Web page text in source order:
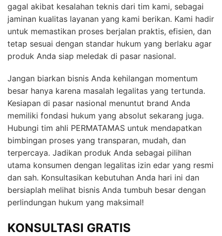
gagal akibat kesalahan teknis dari tim kami, sebagai
jaminan kualitas layanan yang kami berikan. Kami hadir
untuk memastikan proses berjalan praktis, efisien, dan
tetap sesuai dengan standar hukum yang berlaku agar
produk Anda siap meledak di pasar nasional.
Jangan biarkan bisnis Anda kehilangan momentum
besar hanya karena masalah legalitas yang tertunda.
Kesiapan di pasar nasional menuntut brand Anda
memiliki fondasi hukum yang absolut sekarang juga.
Hubungi tim ahli PERMATAMAS untuk mendapatkan
bimbingan proses yang transparan, mudah, dan
terpercaya. Jadikan produk Anda sebagai pilihan
utama konsumen dengan legalitas izin edar yang resmi
dan sah. Konsultasikan kebutuhan Anda hari ini dan
bersiaplah melihat bisnis Anda tumbuh besar dengan
perlindungan hukum yang maksimal!
KONSULTASI GRATIS